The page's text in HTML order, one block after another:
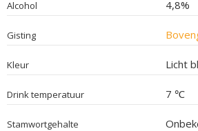
Alcohol 4,8%
Gisting
Kleur Licht
Drink temperatuur 7 ℃
Stamwortgehalte